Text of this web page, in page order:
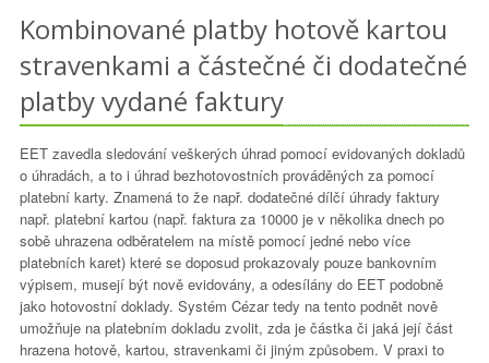
Kombinované platby hotově kartou
stravenkami a částečné či dodatečné
platby vydané faktury
EET zavedla sledování veškerých úhrad pomocí evidovaných dokladů
o úhradách, a to i úhrad bezhotovostních prováděných za pomocí
platební karty. Znamená to že např. dodatečné dílčí úhrady faktury
např. platební kartou (např. faktura za 10000 je v několika dnech po
sobě uhrazena odběratelem na místě pomocí jedné nebo více
platebních karet) které se doposud prokazovaly pouze bankovním
výpisem, musejí být nově evidovány, a odesílány do EET podobně
jako hotovostní doklady. Systém Cézar tedy na tento podnět nově
umožňuje na platebním dokladu zvolit, zda je částka či jaká její část
hrazena hotově, kartou, stravenkami či jiným způsobem. V praxi to